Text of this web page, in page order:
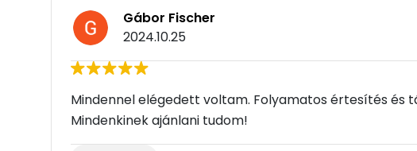
Gábor Fischer
2024.10.25
Mindennel elégedett voltam. Folyamatos értesítés és
Mindenkinek ajánlani tudom!